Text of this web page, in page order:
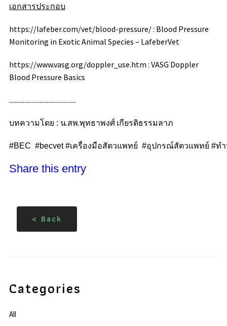
เอกสารประกอบ
https://lafeber.com/vet/blood-pressure/: Blood Pressure
Monitoring in Exotic Animal Species – LafeberVet
https://www.vasg.org/doppler_use.htm : VASG Doppler
Blood Pressure Basics
............................................
บทความโดย : น.สพ.พุทธาพงศ์ เกียรติธรรมลาภ
#BEC #becvet #เครื่องมือสัตวแพทย์ #อุปกรณ์สัตวแพทย์ #ท
Share this entry
< Back
Categories
All